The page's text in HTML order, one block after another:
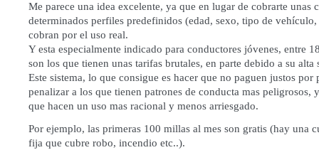
Me parece una idea excelente, ya que en lugar de cobrarte unas
determinados perfiles predefinidos (edad, sexo, tipo de
cobran por el uso real.
Y esta especialmente indicado para conductores jóvenes, entre
son los que tienen unas tarifas brutales, en parte debido a su alta
Este sistema, lo que consigue es hacer que no paguen justos por
penalizar a los que tienen patrones de conducta mas peligrosos,
que hacen un uso mas racional y menos arriesgado.
Por ejemplo, las primeras 100 millas al mes son gratis (hay una
fija que cubre robo, incendio etc..).